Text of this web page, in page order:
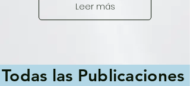
Leer más
Todas las Publicaciones